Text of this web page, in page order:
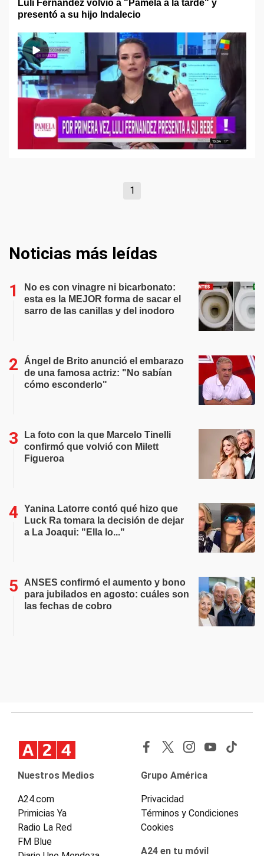
Luli Fernández volvió a "Pamela a la tarde" y
presentó a su hijo Indalecio
1
Noticias más leídas
No es con vinagre ni bicarbonato:
esta es la MEJOR forma de sacar el
sarro de las canillas y del inodoro
Ángel de Brito anunció el embarazo
de una famosa actriz: "No sabían
cómo esconderlo"
La foto con la que Marcelo Tinelli
confirmó que volvió con Milett
Figueroa
Yanina Latorre contó qué hizo que
Luck Ra tomara la decisión de dejar
a La Joaqui: "Ella lo..."
ANSES confirmó el aumento y bono
para jubilados en agosto: cuáles son
las fechas de cobro
Nuestros Medios
A24.com
Primicias Ya
Radio La Red
FM Blue
Grupo América
Privacidad
Términos y Condiciones
Cookies
A24 en tu móvil